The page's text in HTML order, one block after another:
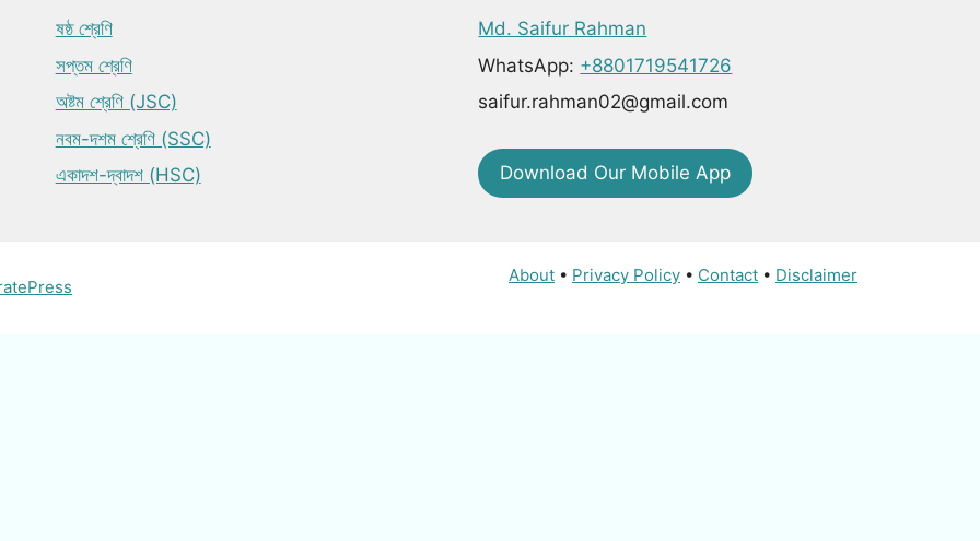
ষষ্ঠ শ্রেণি
সপ্তম শ্রেণি
অষ্টম শ্রেণি (JSC)
নবম-দশম শ্রেণি (SSC)
একাদশ-দ্বাদশ (HSC)
Md. Saifur Rahman
WhatsApp: +8801719541726
saifur.rahman02@gmail.com
Download Our Mobile App
About • Privacy Policy • Contact • Disclaimer